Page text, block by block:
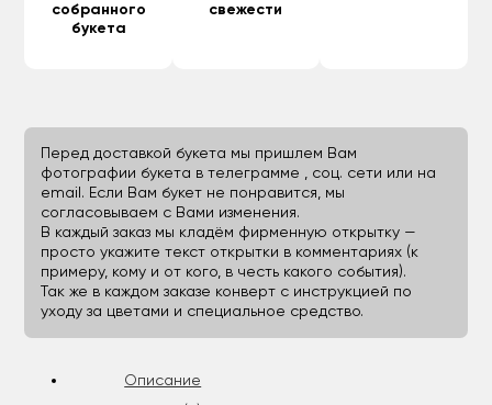
собранного
букета
свежести
Перед доставкой букета мы пришлем Вам
фотографии букета в телеграмме , соц. сети или на
email. Если Вам букет не понравится, мы
согласовываем с Вами изменения.
В каждый заказ мы кладём фирменную открытку —
просто укажите текст открытки в комментариях (к
примеру, кому и от кого, в честь какого события).
Так же в каждом заказе конверт с инструкцией по
уходу за цветами и специальное средство.
Описание